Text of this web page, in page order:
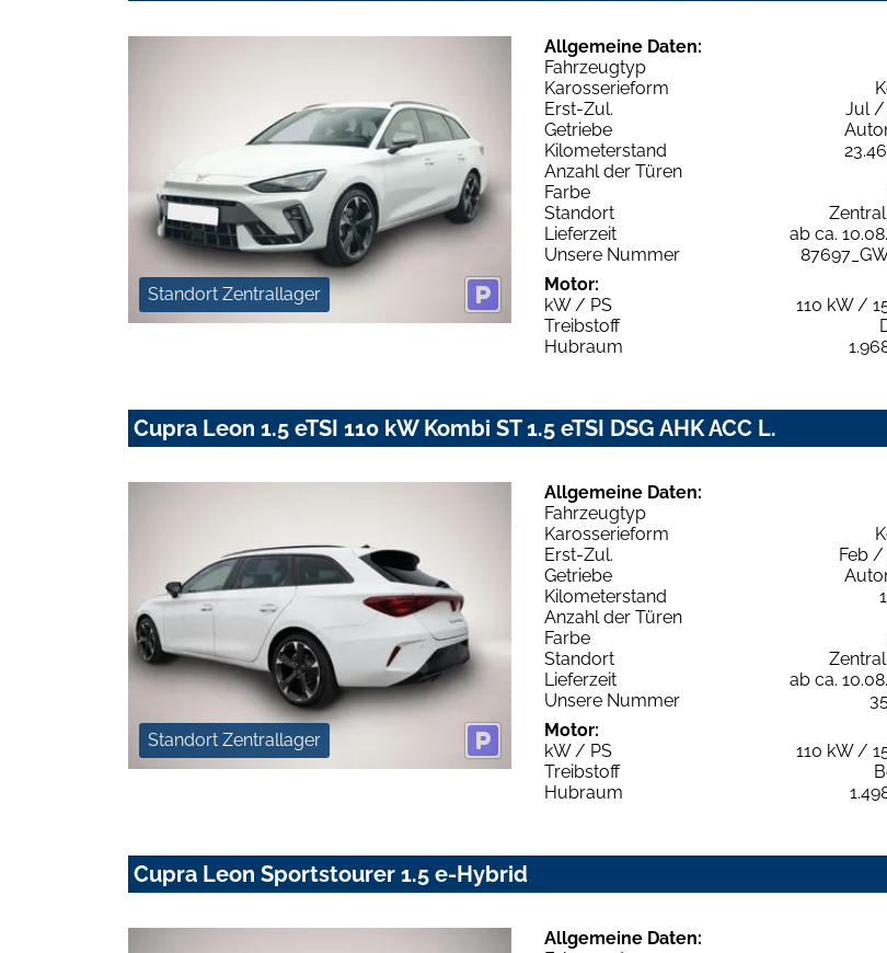
Standort Zentrallager
Allgemeine Daten:
Fahrzeugtyp
Karosserieform
Erst-Zul.
Jul /
Getriebe
Kilometerstand
Anzahl der Türen
Farbe
Standort
Lieferzeit
ab ca.
Unsere Nummer
Motor:
kW / PS
110 kW /
Treibstoff
Hubraum
Cupra Leon 1.5 eTSI 110 kW Kombi ST 1.5 eTSI DSG AHK ACC L.
Standort Zentrallager
Allgemeine Daten:
Fahrzeugtyp
Karosserieform
Erst-Zul.
Feb /
Getriebe
Kilometerstand
Anzahl der Türen
Farbe
Standort
Lieferzeit
ab ca.
Unsere Nummer
Motor:
kW / PS
110 kW /
Treibstoff
Hubraum
Cupra Leon Sportstourer 1.5 e-Hybrid
Allgemeine Daten: